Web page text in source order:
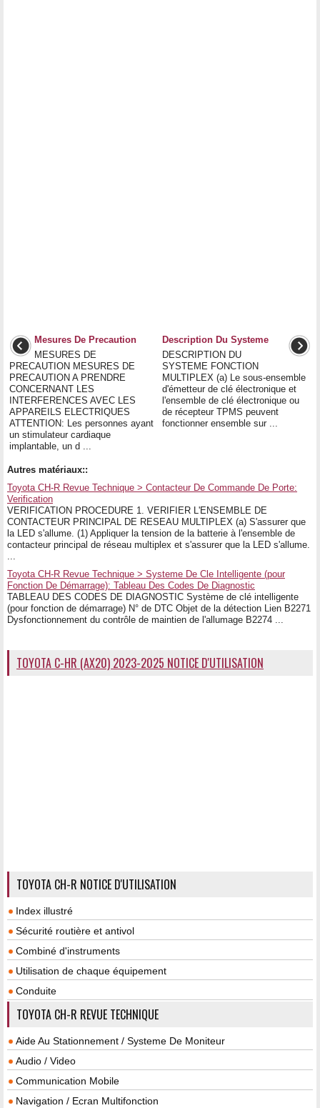
Mesures De Precaution
MESURES DE
PRECAUTION MESURES DE
PRECAUTION A PRENDRE
CONCERNANT LES
INTERFERENCES AVEC LES
APPAREILS ELECTRIQUES
ATTENTION: Les personnes ayant
un stimulateur cardiaque
implantable, un d ...
Description Du Systeme
DESCRIPTION DU
SYSTEME FONCTION
MULTIPLEX (a) Le sous-ensemble
d'émetteur de clé électronique et
l'ensemble de clé électronique ou
de récepteur TPMS peuvent
fonctionner ensemble sur ...
Autres matériaux::
Toyota CH-R Revue Technique > Contacteur De Commande De Porte:
Verification
VERIFICATION PROCEDURE 1. VERIFIER L'ENSEMBLE DE
CONTACTEUR PRINCIPAL DE RESEAU MULTIPLEX (a) S'assurer que
la LED s'allume. (1) Appliquer la tension de la batterie à l'ensemble de
contacteur principal de réseau multiplex et s'assurer que la LED s'allume.
Toyota CH-R Revue Technique > Systeme De Cle Intelligente (pour
Fonction De Démarrage): Tableau Des Codes De Diagnostic
TABLEAU DES CODES DE DIAGNOSTIC Système de clé intelligente
(pour fonction de démarrage) N° de DTC Objet de la détection Lien B2271
Dysfonctionnement du contrôle de maintien de l'allumage B2274 ...
TOYOTA C-HR (AX20) 2023-2025 NOTICE D'UTILISATION
TOYOTA CH-R NOTICE D'UTILISATION
Index illustré
Sécurité routière et antivol
Combiné d'instruments
Utilisation de chaque équipement
Conduite
TOYOTA CH-R REVUE TECHNIQUE
Aide Au Stationnement / Systeme De Moniteur
Audio / Video
Communication Mobile
Navigation / Ecran Multifonction